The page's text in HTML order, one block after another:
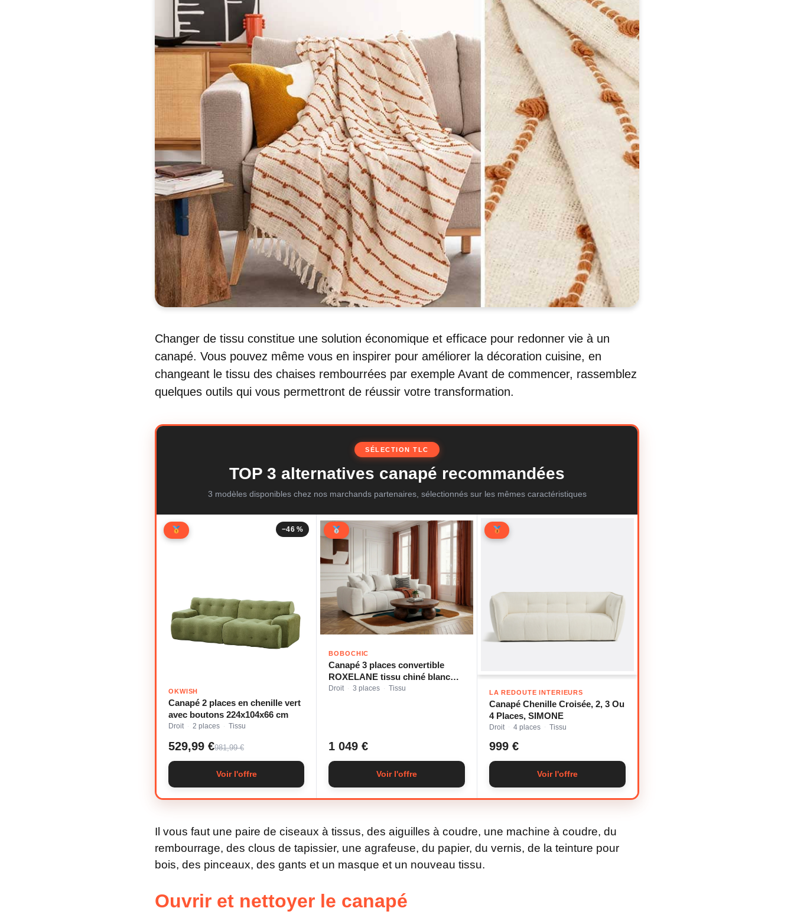
Changer de tissu constitue une solution économique et efficace pour redonner vie à un
canapé. Vous pouvez même vous en inspirer pour améliorer la décoration cuisine, en
changeant le tissu des chaises rembourrées par exemple Avant de commencer, rassemblez
quelques outils qui vous permettront de réussir votre transformation.
SÉLECTION TLC
TOP 3 alternatives canapé recommandées
3 modèles disponibles chez nos marchands partenaires, sélectionnés sur les mêmes caractéristiques
−46 %
OKWISH
Canapé 2 places en chenille vert
avec boutons 224x104x66 cm
Droit · 2 places · Tissu
529,99 €981,99 €
Voir l'offre
BOBOCHIC
Canapé 3 places convertible
ROXELANE tissu chiné blanc
BOBOCHIC
Droit · 3 places · Tissu
1 049 €
Voir l'offre
LA REDOUTE INTERIEURS
Canapé Chenille Croisée, 2, 3 Ou
4 Places, SIMONE
Droit · 4 places · Tissu
999 €
Voir l'offre
Il vous faut une paire de ciseaux à tissus, des aiguilles à coudre, une machine à coudre, du
rembourrage, des clous de tapissier, une agrafeuse, du papier, du vernis, de la teinture pour
bois, des pinceaux, des gants et un masque et un nouveau tissu.
Ouvrir et nettoyer le canapé